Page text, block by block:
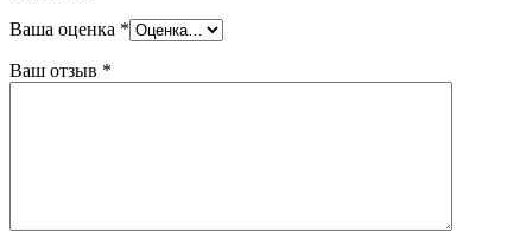
Ваша оценка *
Ваш отзыв *